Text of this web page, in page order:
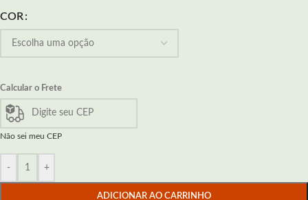
COR
Calcular o Frete
Não sei meu CEP
- +
ADICIONAR AO CARRINHO